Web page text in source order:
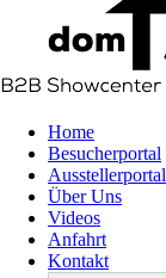
Home
Besucherportal
Ausstellerportal
Über Uns
Videos
Anfahrt
Kontakt